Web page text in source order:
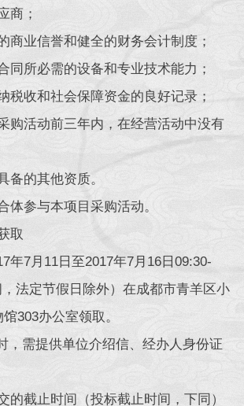
商；
业信誉和健全的财务会计制度；
所必需的设备和专业技术能力；
收和社会保障资金的良好记录；
活动前三年内，在经营活动中没有
的其他资质。
参与本项目采购活动。
取
年7月11日至2017年7月16日09:30-
法定节假日除外）在成都市青羊区小
303办公室领取。
，需提供单位介绍信、经办人身份证
的截止时间（投标截止时间，下同）